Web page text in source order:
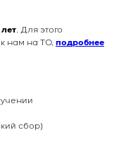
. Для этого
нам на ТО, подробнее
сбор)